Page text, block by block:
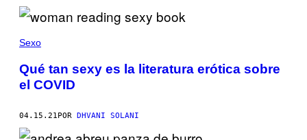
Sexo
Qué tan sexy es la literatura erótica sobre
el COVID
04.15.21POR DHVANI SOLANI